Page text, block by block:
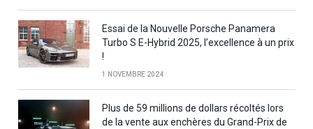
Essai de la Nouvelle Porsche Panamera
Turbo S E-Hybrid 2025, l’excellence à un prix
!
1 NOVEMBRE 2024
Plus de 59 millions de dollars récoltés lors
de la vente aux enchères du Grand-Prix de